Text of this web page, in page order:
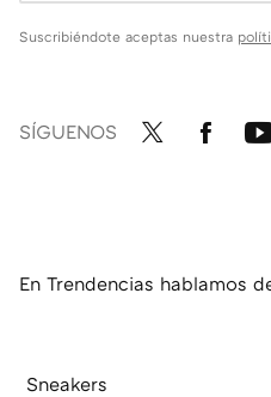
Suscribiéndote aceptas nuestra
SÍGUENOS
En Trendencias hablamos
Sneakers